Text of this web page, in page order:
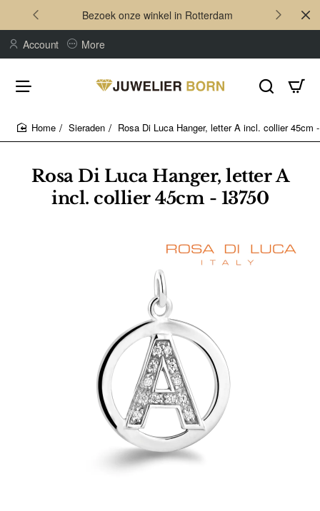
Bezoek onze winkel in Rotterdam
Account More
Rosa Di Luca Hanger, letter A
incl. collier 45cm - 13750
Sieraden Rosa Di Luca Hanger, letter A incl. collier 45cm